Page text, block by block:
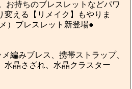
お持ちのブレスレットなどパワ
える【リメイク】もやりま
）ブレスレット新登場●
編みブレス、携帯ストラップ、
水晶さざれ、水晶クラスター